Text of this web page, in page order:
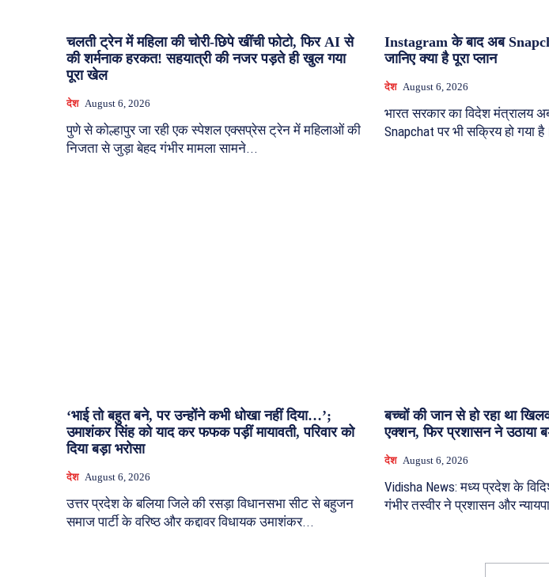
चलती ट्रेन में महिला की चोरी-छिपे खींची फोटो, फिर AI से
की शर्मनाक हरकत! सहयात्री की नजर पड़ते ही खुल गया
पूरा खेल
देश August 6, 2026
पुणे से कोल्हापुर जा रही एक स्पेशल एक्सप्रेस ट्रेन में महिलाओं की
निजता से जुड़ा बेहद गंभीर मामला सामने...
Instagram के बाद अब
जानिए क्या है पूरा प्लान
देश August 6, 2026
भारत सरकार का विदेश मंत्रालय
Snapchat पर भी सक्रिय हो गया
‘भाई तो बहुत बने, पर उन्होंने कभी धोखा नहीं दिया…’;
उमाशंकर सिंह को याद कर फफक पड़ीं मायावती, परिवार को
दिया बड़ा भरोसा
देश August 6, 2026
उत्तर प्रदेश के बलिया जिले की रसड़ा विधानसभा सीट से बहुजन
समाज पार्टी के वरिष्ठ और कद्दावर विधायक उमाशंकर...
बच्चों की जान से हो रहा था
एक्शन, फिर प्रशासन ने उठाया
देश August 6, 2026
Vidisha News: मध्य प्रदेश के
गंभीर तस्वीर ने प्रशासन और